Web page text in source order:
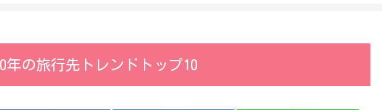
年の旅行先トレンドトップ10